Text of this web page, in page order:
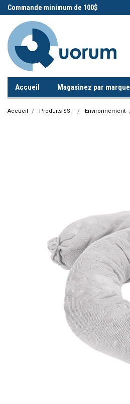
Commande minimum de 100$
Accueil Magasinez par marque
Accueil Produits SST Environnement